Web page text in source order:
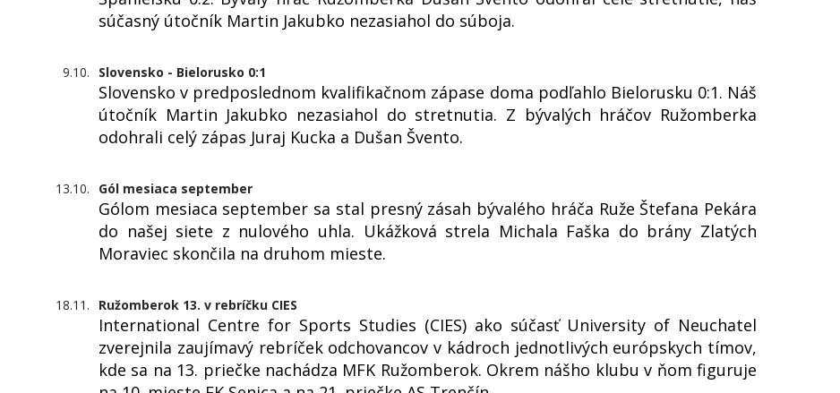
súčasný útočník Martin Jakubko nezasiahol do súboja.
9.10. Slovensko - Bielorusko 0:1
Slovensko v predposlednom kvalifikačnom zápase doma podľahlo Bielorusku 0:1. Náš
útočník Martin Jakubko nezasiahol do stretnutia. Z bývalých hráčov Ružomberka
odohrali celý zápas Juraj Kucka a Dušan Švento.
13.10. Gól mesiaca september
Gólom mesiaca september sa stal presný zásah bývalého hráča Ruže Štefana Pekára
do našej siete z nulového uhla. Ukážková strela Michala Faška do brány Zlatých
Moraviec skončila na druhom mieste.
18.11. Ružomberok 13. v rebríčku CIES
International Centre for Sports Studies (CIES) ako súčasť University of Neuchatel
zverejnila zaujímavý rebríček odchovancov v kádroch jednotlivých európskych tímov,
kde sa na 13. priečke nachádza MFK Ružomberok. Okrem nášho klubu v ňom figuruje